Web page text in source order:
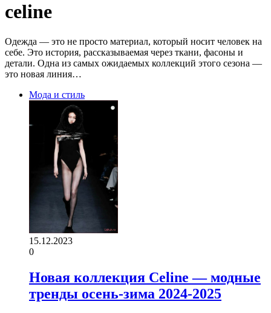
celine
Одежда — это не просто материал, который носит человек на
себе. Это история, рассказываемая через ткани, фасоны и
детали. Одна из самых ожидаемых коллекций этого сезона —
это новая линия…
Мода и стиль
15.12.2023
0
Новая коллекция Celine — модные
тренды осень-зима 2024-2025